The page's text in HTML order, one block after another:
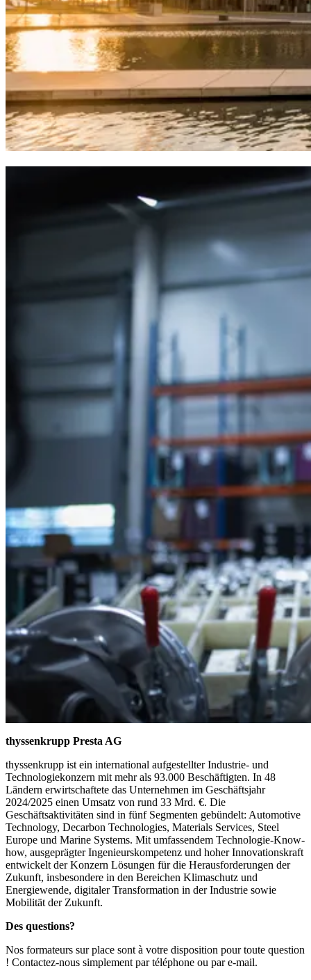
thyssenkrupp Presta AG
thyssenkrupp ist ein international aufgestellter Industrie- und
Technologiekonzern mit mehr als 93.000 Beschäftigten. In 48
Ländern erwirtschaftete das Unternehmen im Geschäftsjahr
2024/2025 einen Umsatz von rund 33 Mrd. €. Die
Geschäftsaktivitäten sind in fünf Segmenten gebündelt: Automotive
Technology, Decarbon Technologies, Materials Services, Steel
Europe und Marine Systems. Mit umfassendem Technologie-Know-
how, ausgeprägter Ingenieurskompetenz und hoher Innovationskraft
entwickelt der Konzern Lösungen für die Herausforderungen der
Zukunft, insbesondere in den Bereichen Klimaschutz und
Energiewende, digitaler Transformation in der Industrie sowie
Mobilität der Zukunft.
Des questions?
Nos formateurs sur place sont à votre disposition pour toute question
! Contactez-nous simplement par téléphone ou par e-mail.